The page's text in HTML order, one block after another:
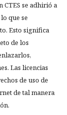
CTES se adhirió a
que se
Esto significa
de los
Las licencias
de uso de
de tal manera